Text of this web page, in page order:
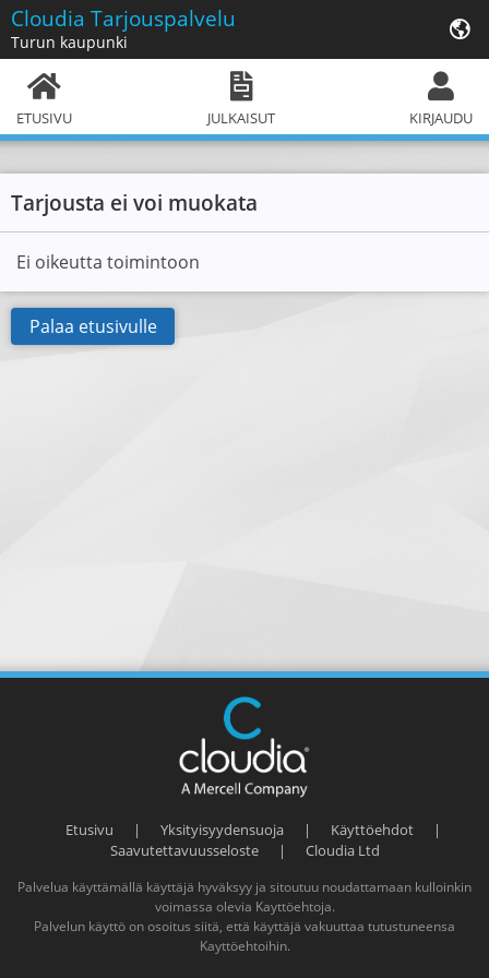
Cloudia Tarjouspalvelu
Turun kaupunki
ETUSIVU JULKAISUT KIRJAUDU
Tarjousta ei voi muokata
Ei oikeutta toimintoon
Palaa etusivulle
Etusivu | Yksityisyydensuoja | Käyttöehdot
|
Saavutettavuusseloste
| Cloudia Ltd
Palvelua käyttämällä käyttäjä hyväksyy ja sitoutuu noudattamaan kulloinkin
voimassa olevia Kayttöehtoja.
Palvelun käyttö on osoitus siitä, että käyttäjä vakuuttaa tutustuneensa
Kayttöehtoihin.